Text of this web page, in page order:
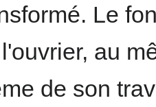
Le
au
de son